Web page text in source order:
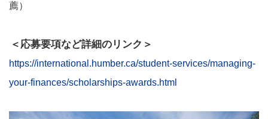
薦）
＜応募要項など詳細のリンク＞
https://international.humber.ca/student-services/managing-
your-finances/scholarships-awards.html